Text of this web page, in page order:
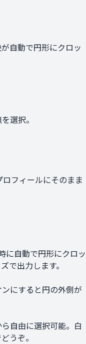
自動で円形にクロッ
選択。
フィールにそのまま
自動で円形にクロッ
で出力します。
にすると円の外側が
自由に選択可能。白
うぞ。